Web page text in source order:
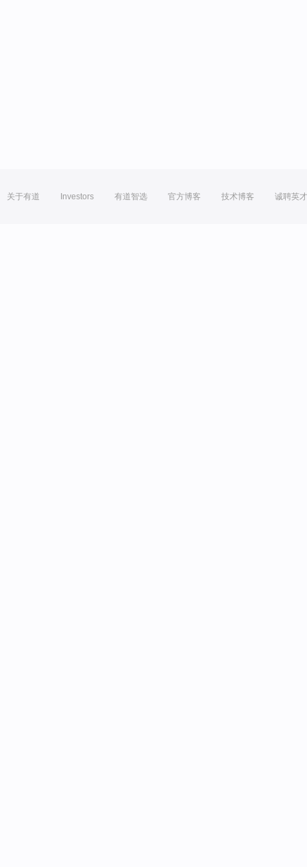
关于有道 Investors 有道智选 官方博客 技术博客 诚聘英才